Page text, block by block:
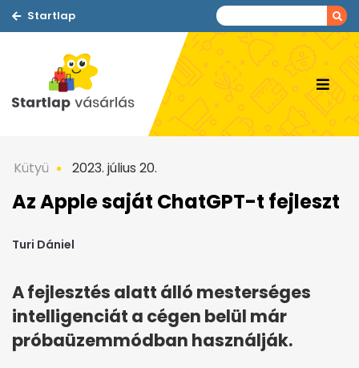
Startlap
Kütyü 2023. július 20.
Az Apple saját ChatGPT-t fejleszt
Turi Dániel
A fejlesztés alatt álló mesterséges
intelligenciát a cégen belül már
próbaüzemmódban használják.